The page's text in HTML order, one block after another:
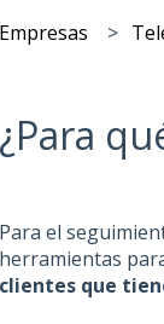
Empresas
¿Para
Para el
herramientas
clientes que